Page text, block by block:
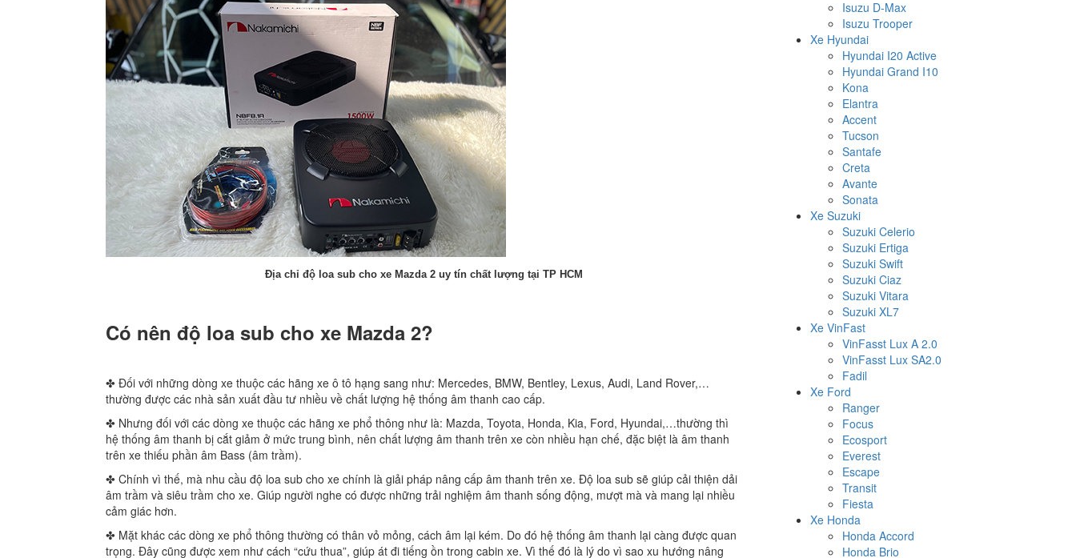
Địa chỉ độ loa sub cho xe Mazda 2 uy tín chất lượng tại TP HCM
Có nên độ loa sub cho xe Mazda 2?
✤ Đối với những dòng xe thuộc các hãng xe ô tô hạng sang như: Mercedes, BMW, Bentley, Lexus, Audi, Land Rover,…
thường được các nhà sản xuất đầu tư nhiều về chất lượng hệ thống âm thanh cao cấp.
✤ Nhưng đối với các dòng xe thuộc các hãng xe phổ thông như là: Mazda, Toyota, Honda, Kia, Ford, Hyundai,…thường thì
hệ thống âm thanh bị cắt giảm ở mức trung bình, nên chất lượng âm thanh trên xe còn nhiều hạn chế, đặc biệt là âm thanh
trên xe thiếu phần âm Bass (âm trầm).
✤ Chính vì thế, mà nhu cầu độ loa sub cho xe chính là giải pháp nâng cấp âm thanh trên xe. Độ loa sub sẽ giúp cải thiện dải
âm trầm và siêu trầm cho xe. Giúp người nghe có được những trải nghiệm âm thanh sống động, mượt mà và mang lại nhiều
cảm giác hơn.
✤ Mặt khác các dòng xe phổ thông thường có thân vỏ mỏng, cách âm lại kém. Do đó hệ thống âm thanh lại càng được quan
trọng. Đây cũng được xem như cách “cứu thua”, giúp át đi tiếng ồn trong cabin xe. Vì thế đó là lý do vì sao xu hướng nâng
Isuzu D-Max
Isuzu Trooper
Xe Hyundai
Hyundai I20 Active
Hyundai Grand I10
Kona
Elantra
Accent
Tucson
Santafe
Creta
Avante
Sonata
Xe Suzuki
Suzuki Celerio
Suzuki Ertiga
Suzuki Swift
Suzuki Ciaz
Suzuki Vitara
Suzuki XL7
Xe VinFast
VinFasst Lux A 2.0
VinFasst Lux SA2.0
Fadil
Xe Ford
Ranger
Focus
Ecosport
Everest
Escape
Transit
Fiesta
Xe Honda
Honda Accord
Honda Brio